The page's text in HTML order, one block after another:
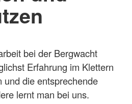
bei der Bergwacht
Erfahrung im Klettern
und die entsprechende
lernt man bei uns.